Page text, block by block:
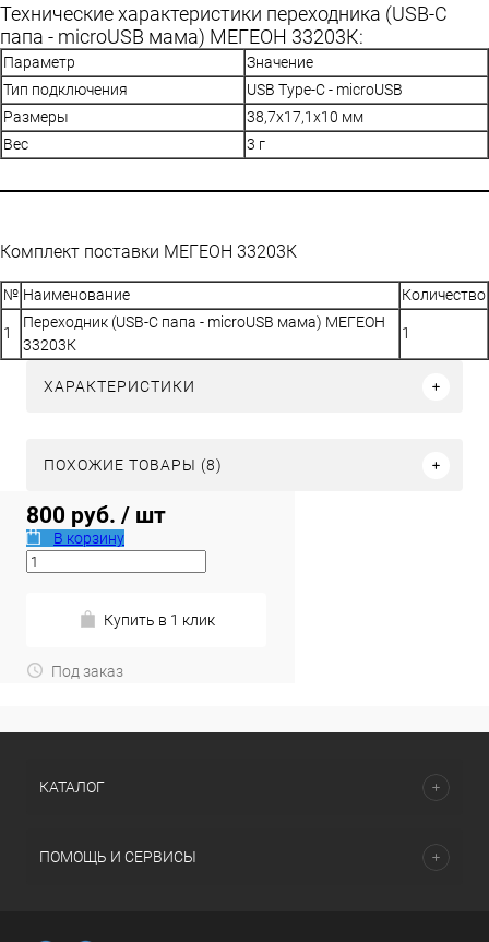
Технические характеристики переходника (USB-C
папа - microUSB мама) МЕГЕОН 33203К:
Параметр
Значение
Тип подключения
USB Type-C - microUSB
Размеры
38,7х17,1х10 мм
Вес
3 г
Комплект поставки МЕГЕОН 33203К
№ Наименование Количество
1
Переходник (USB-C папа - microUSB мама) МЕГЕОН
33203К
1
ХАРАКТЕРИСТИКИ
ПОХОЖИЕ ТОВАРЫ (8)
800 руб. / шт
В корзину
Купить в 1 клик
Под заказ
КАТАЛОГ
ПОМОЩЬ И СЕРВИСЫ